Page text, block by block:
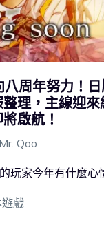
八周年努力！
理，主線迎來
啟航！
Mr. Qoo
玩家今年有什麼心
遊戲